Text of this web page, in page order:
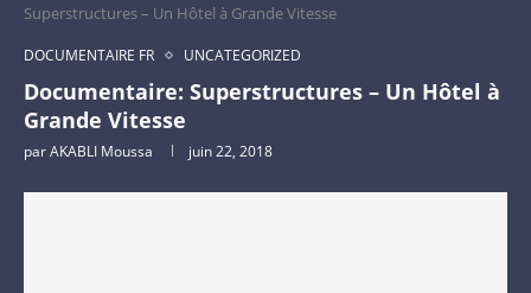
Superstructures – Un Hôtel à Grande Vitesse
DOCUMENTAIRE FR UNCATEGORIZED
Documentaire: Superstructures – Un Hôtel à
Grande Vitesse
parAKABLI Moussa juin 22, 2018